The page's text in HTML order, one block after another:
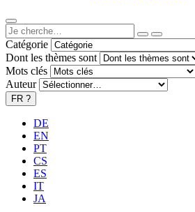
Catégorie
Dont les thèmes sont
Mots clés
Auteur
FR ?
DE
EN
PT
CS
ES
IT
JA